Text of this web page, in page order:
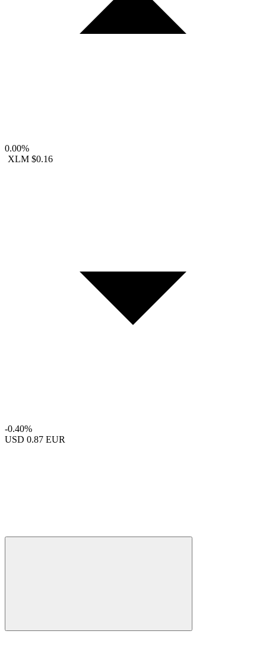
0.00%
XLM $0.16
-0.40%
USD 0.87 EUR